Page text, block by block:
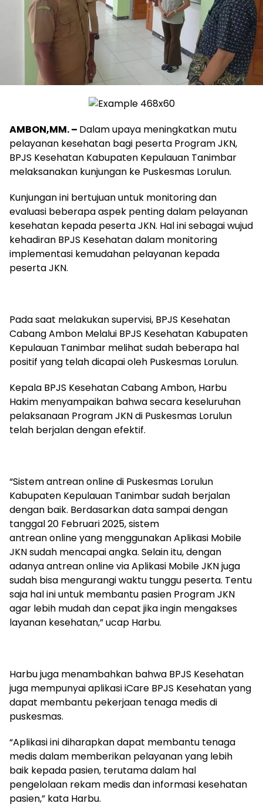
AMBON,MM. – Dalam upaya meningkatkan mutu
pelayanan kesehatan bagi peserta Program JKN,
BPJS Kesehatan Kabupaten Kepulauan Tanimbar
melaksanakan kunjungan ke Puskesmas Lorulun.
Kunjungan ini bertujuan untuk monitoring dan
evaluasi beberapa aspek penting dalam pelayanan
kesehatan kepada peserta JKN. Hal ini sebagai wujud
kehadiran BPJS Kesehatan dalam monitoring
implementasi kemudahan pelayanan kepada
peserta JKN.
Pada saat melakukan supervisi, BPJS Kesehatan
Cabang Ambon Melalui BPJS Kesehatan Kabupaten
Kepulauan Tanimbar melihat sudah beberapa hal
positif yang telah dicapai oleh Puskesmas Lorulun.
Kepala BPJS Kesehatan Cabang Ambon, Harbu
Hakim menyampaikan bahwa secara keseluruhan
pelaksanaan Program JKN di Puskesmas Lorulun
telah berjalan dengan efektif.
“Sistem antrean online di Puskesmas Lorulun
Kabupaten Kepulauan Tanimbar sudah berjalan
dengan baik. Berdasarkan data sampai dengan
tanggal 20 Februari 2025, sistem
antrean online yang menggunakan Aplikasi Mobile
JKN sudah mencapai angka. Selain itu, dengan
adanya antrean online via Aplikasi Mobile JKN juga
sudah bisa mengurangi waktu tunggu peserta. Tentu
saja hal ini untuk membantu pasien Program JKN
agar lebih mudah dan cepat jika ingin mengakses
layanan kesehatan,” ucap Harbu.
Harbu juga menambahkan bahwa BPJS Kesehatan
juga mempunyai aplikasi iCare BPJS Kesehatan yang
dapat membantu pekerjaan tenaga medis di
puskesmas.
“Aplikasi ini diharapkan dapat membantu tenaga
medis dalam memberikan pelayanan yang lebih
baik kepada pasien, terutama dalam hal
pengelolaan rekam medis dan informasi kesehatan
pasien,” kata Harbu.